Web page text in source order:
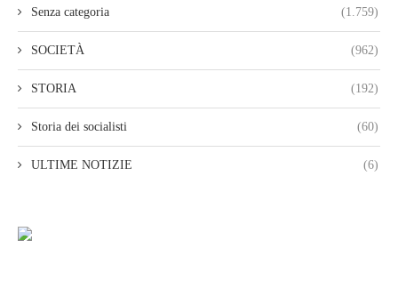
Senza categoria (1.759)
SOCIETÀ (962)
STORIA (192)
Storia dei socialisti (60)
ULTIME NOTIZIE (6)